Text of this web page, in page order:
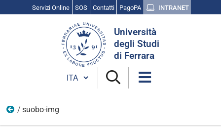
Servizi Online SOS Contatti PagoPA INTRANET
Università
degli Studi
di Ferrara
Cambia lingua
Scienza, Cultura e Ricerca
suobo-img